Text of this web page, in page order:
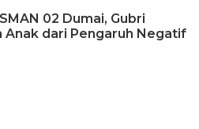
02 Dumai, Gubri
Anak dari Pengaruh Negatif